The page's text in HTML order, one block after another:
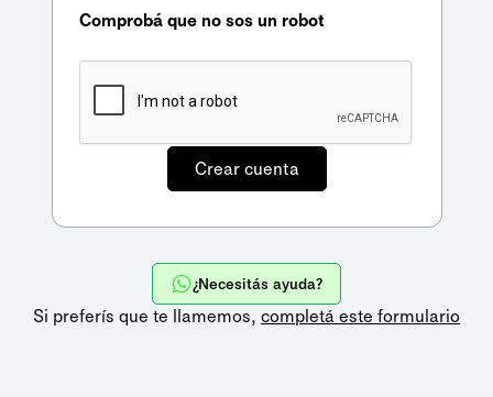
Comprobá que no sos un robot
¿Necesitás ayuda?
Si preferís que te llamemos, completá este formulario